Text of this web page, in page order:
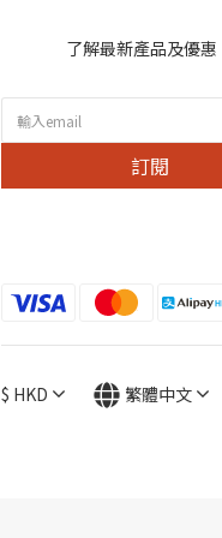
了解最新產品及優惠
訂閱
$ HKD 繁體中文